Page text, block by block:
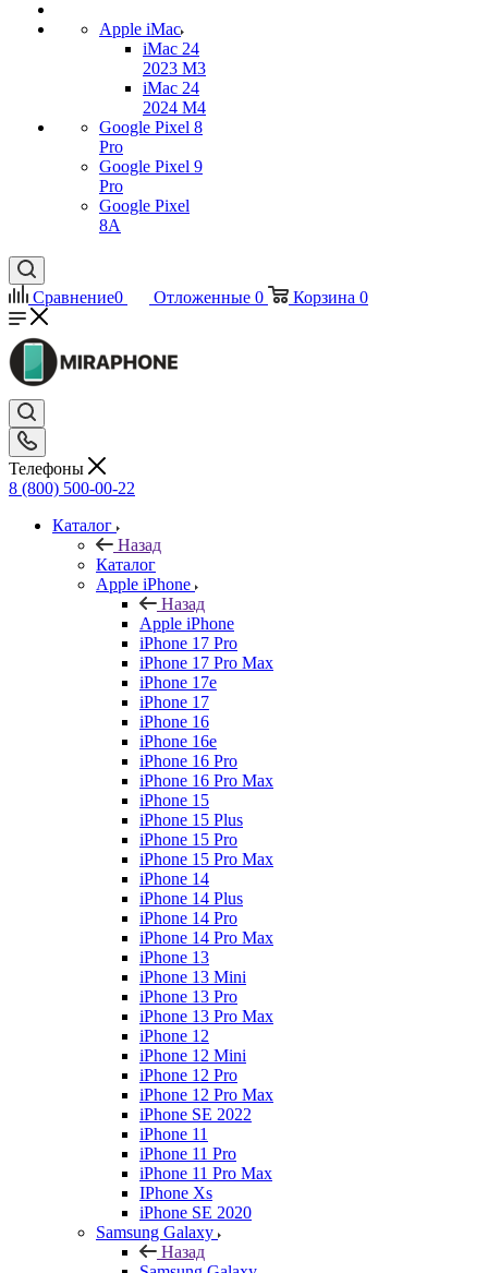
Apple iMac
iMac 24
2023 M3
iMac 24
2024 M4
Google Pixel 8
Pro
Google Pixel 9
Pro
Google Pixel
8A
Сравнение0 Отложенные 0 Корзина 0
Телефоны
8 (800) 500-00-22
Каталог
Назад
Каталог
Apple iPhone
Назад
Apple iPhone
iPhone 17 Pro
iPhone 17 Pro Max
iPhone 17e
iPhone 17
iPhone 16
iPhone 16e
iPhone 16 Pro
iPhone 16 Pro Max
iPhone 15
iPhone 15 Plus
iPhone 15 Pro
iPhone 15 Pro Max
iPhone 14
iPhone 14 Plus
iPhone 14 Pro
iPhone 14 Pro Max
iPhone 13
iPhone 13 Mini
iPhone 13 Pro
iPhone 13 Pro Max
iPhone 12
iPhone 12 Mini
iPhone 12 Pro
iPhone 12 Pro Max
iPhone SE 2022
iPhone 11
iPhone 11 Pro
iPhone 11 Pro Max
IPhone Xs
iPhone SE 2020
Samsung Galaxy
Назад